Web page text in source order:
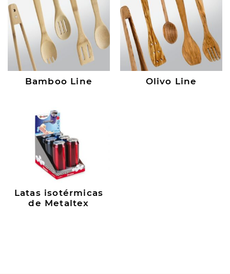
Bamboo Line Olivo Line
Latas isotérmicas
de Metaltex